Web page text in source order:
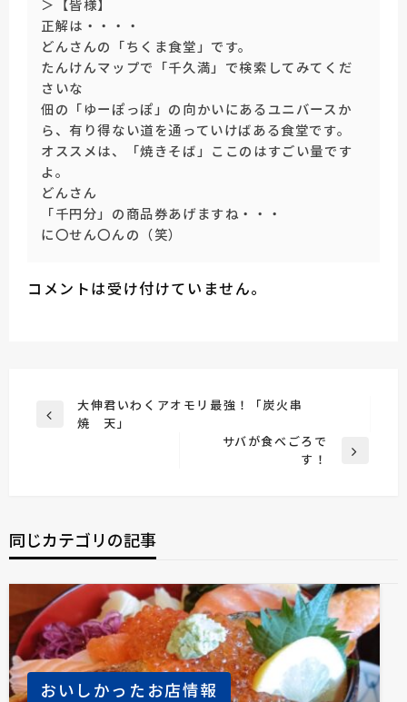
＞【皆様】
正解は・・・・
どんさんの「ちくま食堂」です。
たんけんマップで「千久満」で検索してみてくだ
さいな
佃の「ゆーぽっぽ」の向かいにあるユニバースか
ら、有り得ない道を通っていけばある食堂です。
オススメは、「焼きそば」ここのはすごい量です
よ。
どんさん
「千円分」の商品券あげますね・・・
に〇せん〇んの（笑）
コメントは受け付けていません。
投
ー
シ
ョ
ン
前
大伸君いわくアオモリ最強！「炭火串
焼 天」
サバが食べごろで
す！
同じカテゴリの記事
おいしかったお店情報